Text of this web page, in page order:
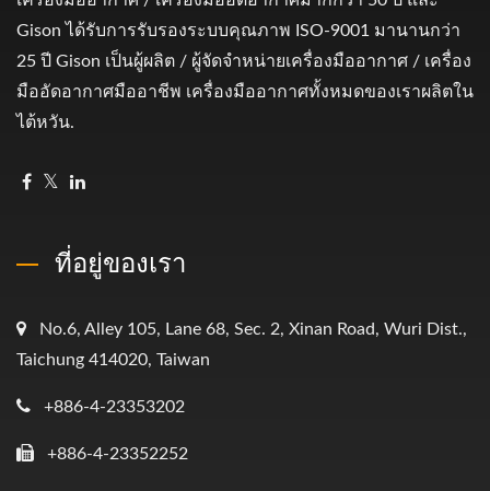
Gison ได้รับการรับรองระบบคุณภาพ ISO-9001 มานานกว่า
25 ปี Gison เป็นผู้ผลิต / ผู้จัดจำหน่ายเครื่องมืออากาศ / เครื่อง
มืออัดอากาศมืออาชีพ เครื่องมืออากาศทั้งหมดของเราผลิตใน
ไต้หวัน.
ที่อยู่ของเรา
No.6, Alley 105, Lane 68, Sec. 2, Xinan Road, Wuri Dist.,
Taichung 414020, Taiwan
+886-4-23353202
+886-4-23352252